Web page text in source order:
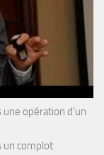
opération d’un
un complot